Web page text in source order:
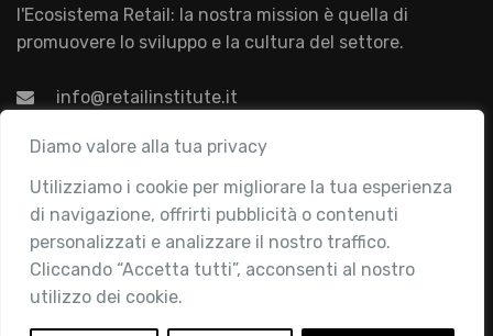
Diamo valore alla tua privacy
Utilizziamo i cookie per migliorare la tua esperienza
di navigazione, offrirti pubblicità o contenuti
personalizzati e analizzare il nostro traffico.
Cliccando “Accetta tutti”, acconsenti al nostro
utilizzo dei cookie.
l'Ecosistema Retail: la nostra mission è quella di
promuovere lo sviluppo e la cultura del settore.
info@retailinstitute.it
Associazione
Chi siamo
Attività
Contatti
Area Riservata